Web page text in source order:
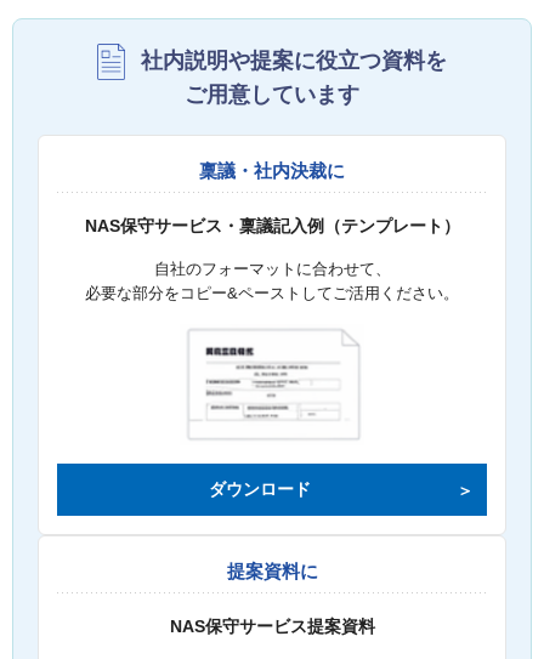
社内説明や提案に役立つ資料を
ご用意しています
稟議・社内決裁に
NAS保守サービス・稟議記入例（テンプレート）
自社のフォーマットに合わせて、
必要な部分をコピー&ペーストしてご活用ください。
ダウンロード
提案資料に
NAS保守サービス提案資料